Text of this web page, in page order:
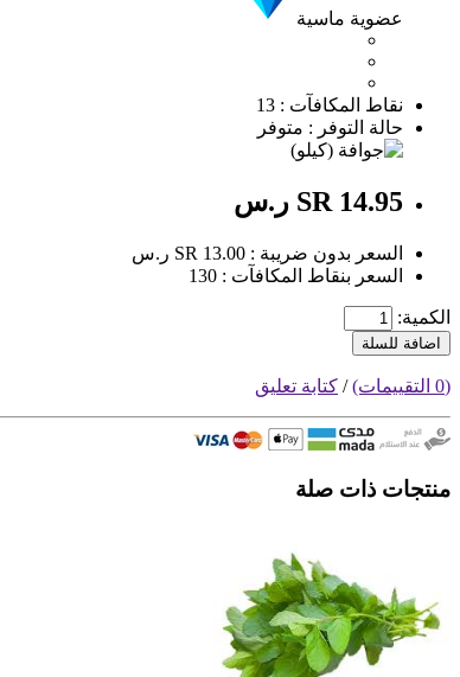
عضوية ماسية
نقاط المكافآت : 13
حالة التوفر : متوفر
SR 14.95 ر.س
السعر بدون ضريبة : SR 13.00 ر.س
السعر بنقاط المكافآت : 130
الكمية:
اضافة للسلة
(0 التقييمات) / كتابة تعليق
منتجات ذات صلة